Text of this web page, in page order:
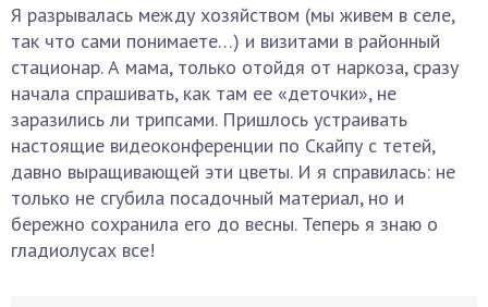
Я разрывалась между хозяйством (мы живем в селе,
так что сами понимаете…) и визитами в районный
стационар. А мама, только отойдя от наркоза, сразу
начала спрашивать, как там ее «деточки», не
заразились ли трипсами. Пришлось устраивать
настоящие видеоконференции по Скайпу с тетей,
давно выращивающей эти цветы. И я справилась: не
только не сгубила посадочный материал, но и
бережно сохранила его до весны. Теперь я знаю о
гладиолусах все!